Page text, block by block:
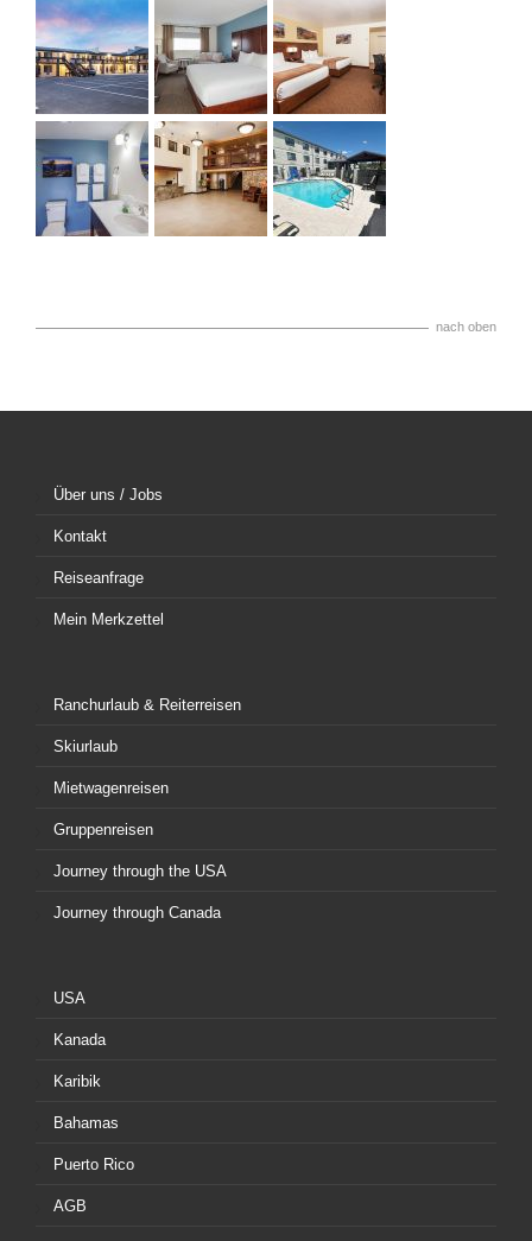
nach oben
Über uns / Jobs
Kontakt
Reiseanfrage
Mein Merkzettel
Ranchurlaub & Reiterreisen
Skiurlaub
Mietwagenreisen
Gruppenreisen
Journey through the USA
Journey through Canada
USA
Kanada
Karibik
Bahamas
Puerto Rico
AGB